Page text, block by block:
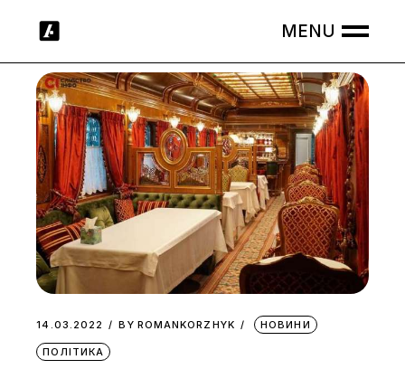
14.03.2022 BY ROMANKORZHYK НОВИНИ
ПОЛІТИКА